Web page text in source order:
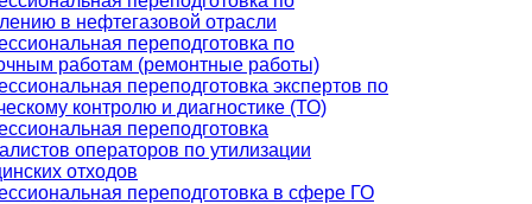
в нефтегазовой отрасли
переподготовка по
работам (ремонтные работы)
переподготовка экспертов по
контролю и диагностике (ТО)
переподготовка
операторов по утилизации
отходов
переподготовка в сфере ГО